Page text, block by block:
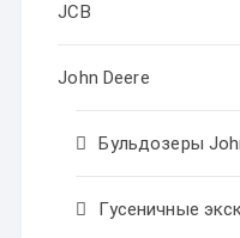
JCB
John Deere
Бульдозеры
Гусеничные